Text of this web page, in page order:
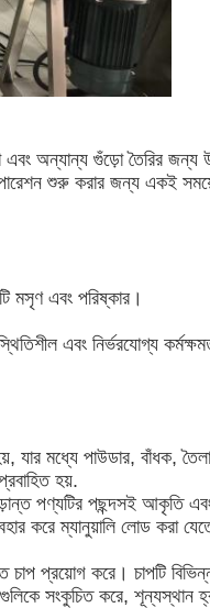
এবং অন্যান্য গুঁড়ো তৈরির
শুরু করার জন্য একই
মসৃণ এবং পরিষ্কার।
এবং নির্ভরযোগ্য
যার মধ্যে পাউডার, বাঁধক,
হয়.
পণ্যটির পছন্দসই আকৃতি
করে ম্যানুয়ালি লোড করা
চাপ প্রয়োগ করে। চাপটি
সংকুচিত করে, শূন্যস্থান